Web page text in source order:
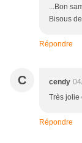
...Bon
Bisous
Répondre
C cendy
Très jolie
Répondre